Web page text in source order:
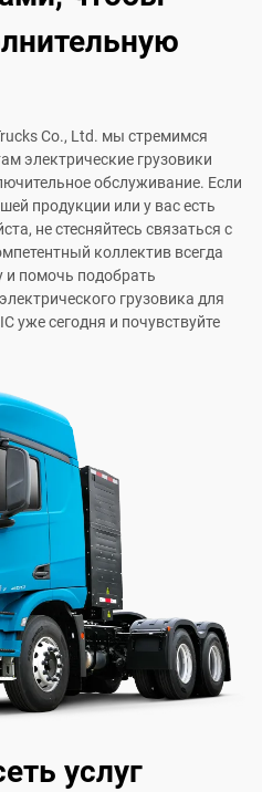
Co., Ltd. мы стремимся
электрические грузовики
обслуживание. Если
продукции или у вас есть
не стесняйтесь связаться с
коллектив всегда
и помочь подобрать
грузовика для
уже сегодня и почувствуйте
услуг